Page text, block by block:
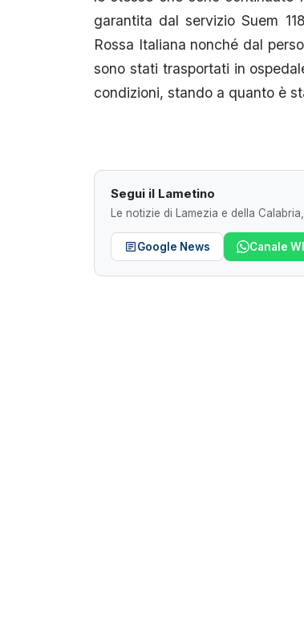
garantita dal servizio Suem
Rossa Italiana nonché dal
sono stati trasportati in
condizioni, stando a quanto è
Segui il Lametino
Le notizie di Lamezia e della
Google News Canale